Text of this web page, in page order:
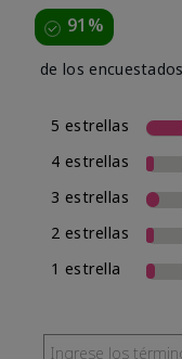
91%
de los
5 estrellas
4 estrellas
3 estrellas
2 estrellas
1 estrella